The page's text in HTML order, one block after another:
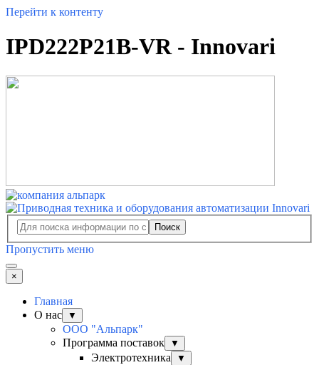
Перейти к контенту
IPD222P21B-VR - Innovari
Поиск
Пропустить меню
×
Главная
О нас
▼
ООО "Альпарк"
Программа поставок
▼
Электротехника ▼